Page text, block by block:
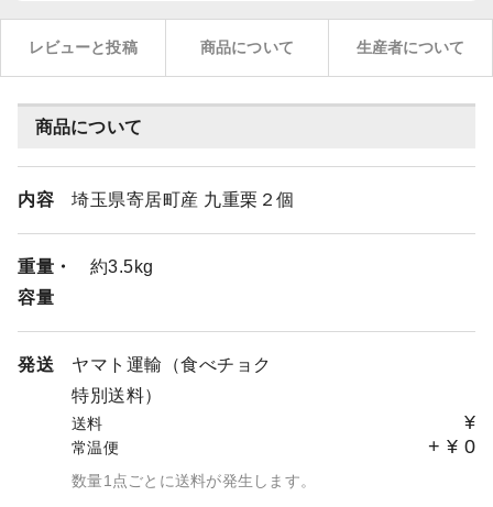
レビューと投稿 商品について 生産者について
商品について
内容 埼玉県寄居町産 九重栗２個
重量・
容量
約3.5kg
発送
ヤマト運輸（食べチョク
特別送料）
送料 ¥
常温便 + ¥ 0
数量1点ごとに送料が発生します。